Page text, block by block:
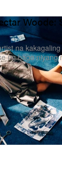
Woode:
na
ng bago niyang